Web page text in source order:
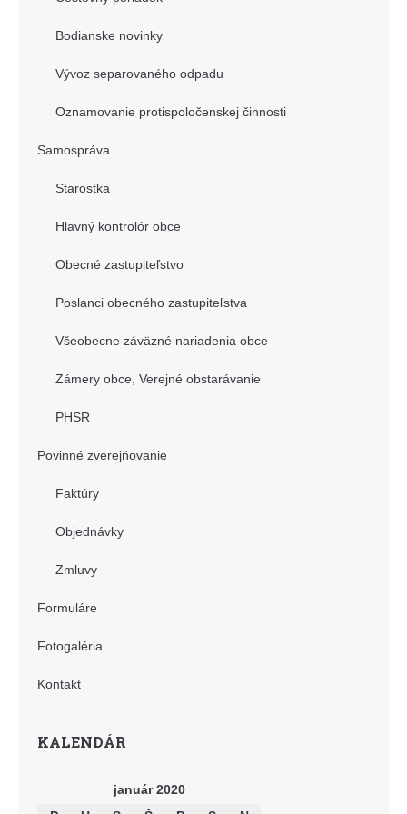
Bodianske novinky
Vývoz separovaného odpadu
Oznamovanie protispoločenskej činnosti
Samospráva
Starostka
Hlavný kontrolór obce
Obecné zastupiteľstvo
Poslanci obecného zastupiteľstva
Všeobecne záväzné nariadenia obce
Zámery obce, Verejné obstarávanie
PHSR
Povinné zverejňovanie
Faktúry
Objednávky
Zmluvy
Formuláre
Fotogaléria
Kontakt
KALENDÁR
január 2020